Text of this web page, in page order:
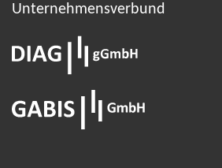
Unternehmens­verbund